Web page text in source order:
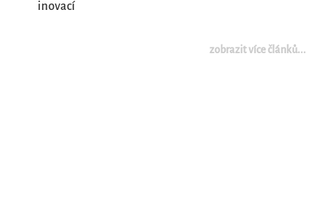
inovací
zobrazit více článků...